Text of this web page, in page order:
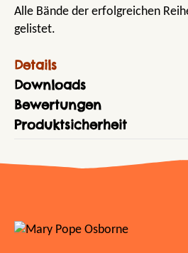
Alle Bände der erfolgreichen
gelistet.
Details
Downloads
Bewertungen
Produktsicherheit